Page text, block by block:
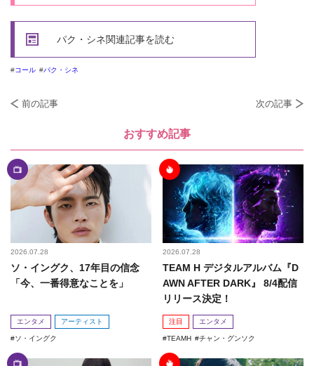
パク・シネ関連記事を読む
コール パク・シネ
前の記事 次の記事
おすすめ記事
2026.07.28
ソ・イングク、17年目の信念
「今、一番得意なことを」
エンタメ アーティスト
ソ・イングク
2026.07.28
TEAM H デジタルアルバム『D
AWN AFTER DARK』 8/4配信
リリース決定！
注目 エンタメ
TEAMH チャン・グンソク